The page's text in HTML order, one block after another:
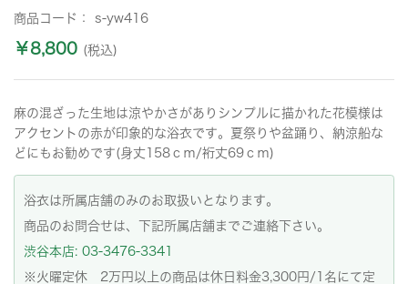
商品コード： s-yw416
￥8,800 (税込)
麻の混ざった生地は涼やかさがありシンプルに描かれた花模様は
アクセントの赤が印象的な浴衣です。夏祭りや盆踊り、納涼船な
どにもお勧めです(身丈158ｃｍ/裄丈69ｃｍ)
浴衣は所属店舗のみのお取扱いとなります。
商品のお問合せは、下記所属店舗までご連絡下さい。
渋谷本店: 03-3476-3341
※火曜定休 2万円以上の商品は休日料金3,300円/1名にて定